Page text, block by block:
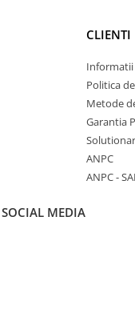
CLIENTI
Politica
Metode
Garantia
ANPC
ANPC -
MEDIA